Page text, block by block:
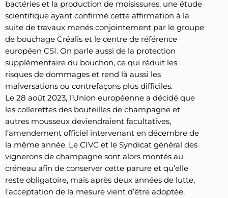
bactéries et la production de moisissures, une étude
scientifique ayant confirmé cette affirmation à la
suite de travaux menés conjointement par le groupe
de bouchage Créalis et le centre de référence
européen CSI. On parle aussi de la protection
supplémentaire du bouchon, ce qui réduit les
risques de dommages et rend là aussi les
malversations ou contrefaçons plus difficiles.
Le 28 août 2023, l’Union européenne a décidé que
les collerettes des bouteilles de champagne et
autres mousseux deviendraient facultatives,
l’amendement officiel intervenant en décembre de
la même année. Le CIVC et le Syndicat général des
vignerons de champagne sont alors montés au
créneau afin de conserver cette parure et qu’elle
reste obligatoire, mais après deux années de lutte,
l’acceptation de la mesure vient d’être adoptée,